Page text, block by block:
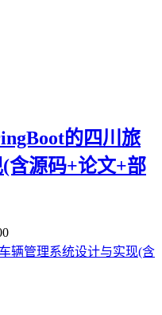
的四川旅
含源码+论文+部